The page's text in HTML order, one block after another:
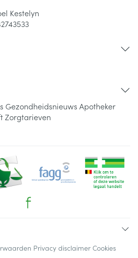
Kestelyn
Gezondheidsnieuws Apotheker
Zorgtarieven
Privacy disclaimer Cookies